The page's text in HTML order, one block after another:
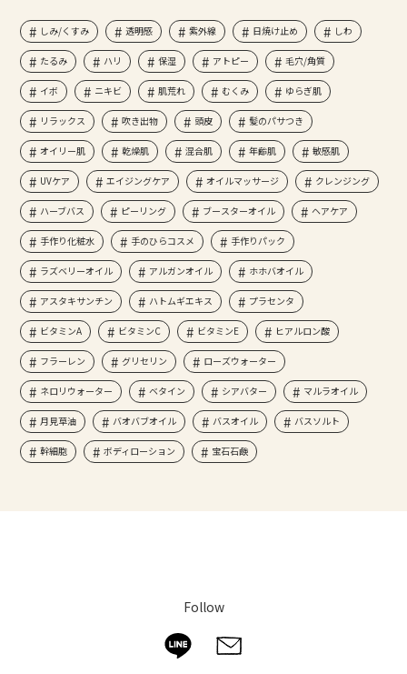
しみ/くすみ 透明感 紫外線 日焼け止め しわ
たるみ ハリ 保湿 アトピー 毛穴/角質
イボ ニキビ 肌荒れ むくみ ゆらぎ肌
リラックス 吹き出物 頭皮 髪のパサつき
オイリー肌 乾燥肌 混合肌 年齢肌 敏感肌
UVケア エイジングケア オイルマッサージ クレンジング
ハーブバス ピーリング ブースターオイル ヘアケア
手作り化粧水 手のひらコスメ 手作りパック
ラズベリーオイル アルガンオイル ホホバオイル
アスタキサンチン ハトムギエキス プラセンタ
ビタミンA ビタミンC ビタミンE ヒアルロン酸
フラーレン グリセリン ローズウォーター
ネロリウォーター ベタイン シアバター マルラオイル
月見草油 バオバブオイル バスオイル バスソルト
幹細胞 ボディローション 宝石石鹸
Follow